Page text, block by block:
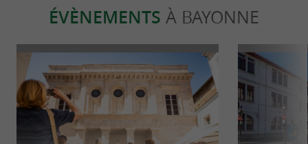
ÉVÈNEMENTS À BAYONNE